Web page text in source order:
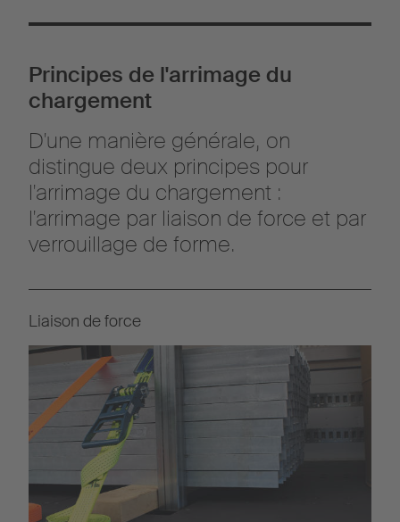
Principes de l'arrimage du
chargement
D'une manière générale, on
distingue deux principes pour
l'arrimage du chargement :
l'arrimage par liaison de force et par
verrouillage de forme.
Liaison de force